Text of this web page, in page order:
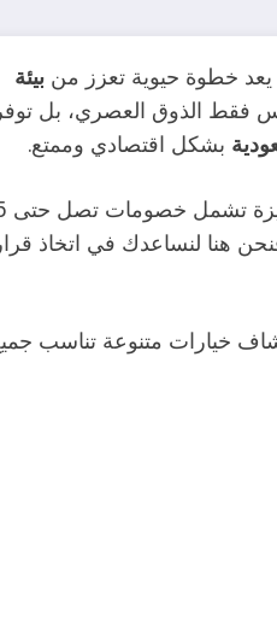
يعد خطوة حيوية تعزز من بيئة
فقط الذوق العصري، بل توفر
بشكل اقتصادي وممتع.
هنا لنساعدك في اتخاذ
خيارات متنوعة تناسب